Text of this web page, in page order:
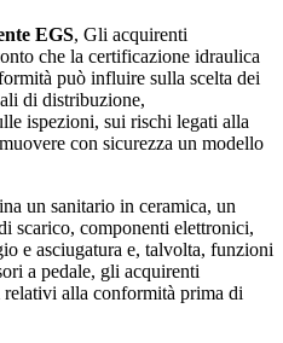
EGS, Gli acquirenti
che la certificazione idraulica
può influire sulla scelta dei
di distribuzione,
ispezioni, sui rischi legati alla
con sicurezza un modello
un sanitario in ceramica, un
scarico, componenti elettronici,
e asciugatura e, talvolta, funzioni
a pedale, gli acquirenti
alla conformità prima di